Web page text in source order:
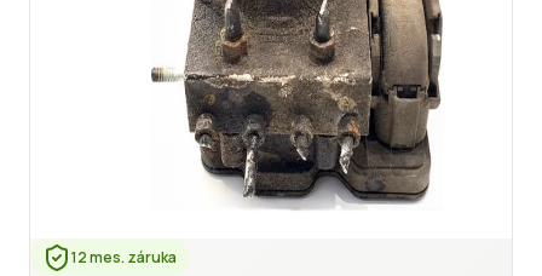
12 mes. záruka